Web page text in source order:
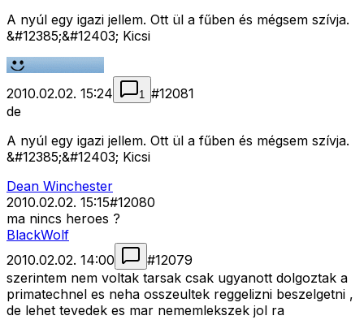
A nyúl egy igazi jellem. Ott ül a fűben és mégsem szívja.
&#12385;&#12403; Kicsi
2010.02.02. 15:24 1 #12081
de
A nyúl egy igazi jellem. Ott ül a fűben és mégsem szívja.
&#12385;&#12403; Kicsi
Dean Winchester
2010.02.02. 15:15#12080
ma nincs heroes ?
BlackWolf
2010.02.02. 14:00
#12079
szerintem nem voltak tarsak csak ugyanott dolgoztak a
primatechnel es neha osszeultek reggelizni beszelgetni ,
de lehet tevedek es mar nememlekszek jol ra